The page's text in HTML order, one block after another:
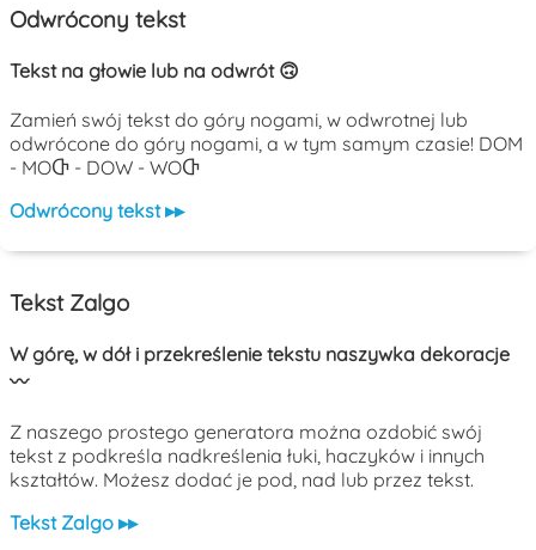
Odwrócony tekst
Tekst na głowie lub na odwrót 🙃
Zamień swój tekst do góry nogami, w odwrotnej lub
odwrócone do góry nogami, a w tym samym czasie! DOM
- MOႧ - DOW - WOႧ
Odwrócony tekst ▸▸
Tekst Zalgo
W górę, w dół i przekreślenie tekstu naszywka dekoracje
〰️
Z naszego prostego generatora można ozdobić swój
tekst z podkreśla nadkreślenia łuki, haczyków i innych
kształtów. Możesz dodać je pod, nad lub przez tekst.
Tekst Zalgo ▸▸